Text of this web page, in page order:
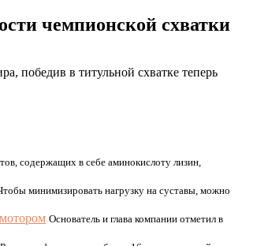
чемпионской схватки
победив в титульной схватке теперь
содержащих в себе аминокислоту лизин,
минимизировать нагрузку на суставы, можно
Основатель и глава компании отметил в